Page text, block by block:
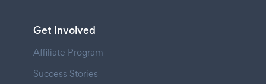
Get Involved
Affiliate Program
Success Stories